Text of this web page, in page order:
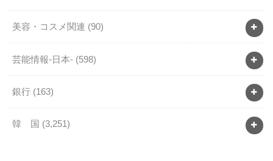
美容・コスメ関連 (90)
芸能情報-日本- (598)
銀行 (163)
韓 国 (3,251)